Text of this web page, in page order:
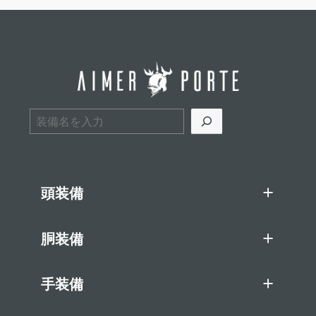
検索
頭装備
胴装備
手装備